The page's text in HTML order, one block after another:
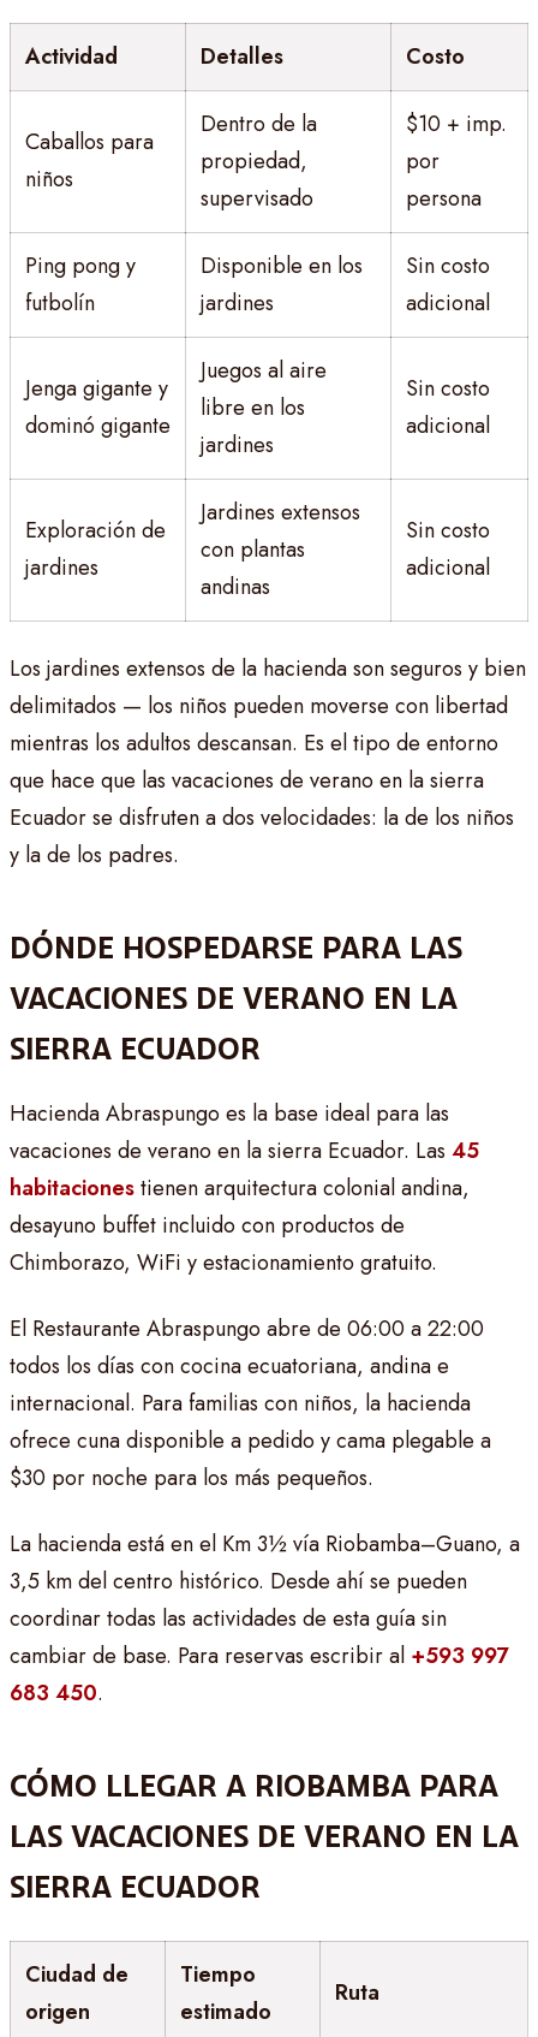
Actividad Detalles Costo
Caballos para
niños
Dentro de la
propiedad,
supervisado
$10 + imp.
por
persona
Ping pong y
futbolín
Disponible en los
jardines
Sin costo
adicional
Jenga gigante y
dominó gigante
Juegos al aire
libre en los
jardines
Sin costo
adicional
Exploración de
jardines
Jardines extensos
con plantas
andinas
Sin costo
adicional
Los jardines extensos de la hacienda son seguros y bien
delimitados — los niños pueden moverse con libertad
mientras los adultos descansan. Es el tipo de entorno
que hace que las vacaciones de verano en la sierra
Ecuador se disfruten a dos velocidades: la de los niños
y la de los padres.
DÓNDE HOSPEDARSE PARA LAS
VACACIONES DE VERANO EN LA
SIERRA ECUADOR
Hacienda Abraspungo es la base ideal para las
vacaciones de verano en la sierra Ecuador. Las 45
habitacionestienen arquitectura colonial andina,
desayuno buffet incluido con productos de
Chimborazo, WiFi y estacionamiento gratuito.
El Restaurante Abraspungo abre de 06:00 a 22:00
todos los días con cocina ecuatoriana, andina e
internacional. Para familias con niños, la hacienda
ofrece cuna disponible a pedido y cama plegable a
$30 por noche para los más pequeños.
La hacienda está en el Km 3½ vía Riobamba–Guano, a
3,5 km del centro histórico. Desde ahí se pueden
coordinar todas las actividades de esta guía sin
cambiar de base. Para reservas escribir al +593 997
683 450.
CÓMO LLEGAR A RIOBAMBA PARA
LAS VACACIONES DE VERANO EN LA
SIERRA ECUADOR
Ciudad de
origen
Tiempo
estimado
Ruta